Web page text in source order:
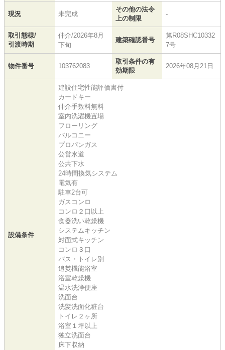
現況 未完成
その他の法令
上の制限
-
取引態様/
引渡時期
仲介/2026年8月
下旬
建築確認番号
第R08SHC10332
7号
物件番号 103762083
取引条件の有
効期限
2026年08月21日
設備条件
建設住宅性能評価書付
カードキー
仲介手数料無料
室内洗濯機置場
フローリング
バルコニー
プロパンガス
公営水道
公共下水
24時間換気システム
電気有
駐車2台可
ガスコンロ
コンロ２口以上
食器洗い乾燥機
システムキッチン
対面式キッチン
コンロ３口
バス・トイレ別
追焚機能浴室
浴室乾燥機
温水洗浄便座
洗面台
洗髪洗面化粧台
トイレ２ヶ所
浴室１坪以上
独立洗面台
床下収納